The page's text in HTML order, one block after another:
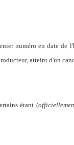
numéro en date de
atteint d'un
étant (